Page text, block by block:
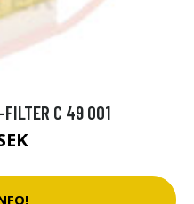
FILTER C 49 001